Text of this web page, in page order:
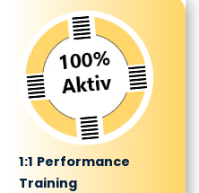
1:1 Performance
Training